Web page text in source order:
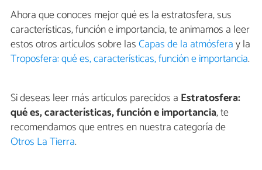
Ahora que conoces mejor qué es la estratosfera, sus
características, función e importancia, te animamos a leer
estos otros artículos sobre lasCapas de la atmósferay la
Troposfera: qué es, características, función e importancia.
Si deseas leer más artículos parecidos a Estratosfera:
qué es, características, función e importancia, te
recomendamos que entres en nuestra categoría de
Otros La Tierra.